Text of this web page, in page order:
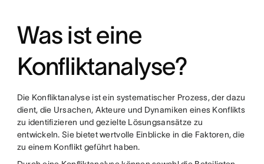
Was ist eine
Konfliktanalyse?
Die Konfliktanalyse ist ein systematischer Prozess, der dazu
dient, die Ursachen, Akteure und Dynamiken eines Konflikts
zu identifizieren und gezielte Lösungsansätze zu
entwickeln. Sie bietet wertvolle Einblicke in die Faktoren, die
zu einem Konflikt geführt haben.